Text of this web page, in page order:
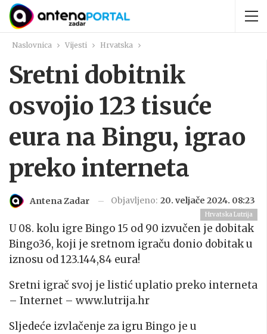
Naslovnica Vijesti Hrvatska
Sretni dobitnik
osvojio 123 tisuće
eura na Bingu, igrao
preko interneta
Antena Zadar Objavljeno: 20. veljače 2024. 08:23
Hrvatska Lutrija
U 08. kolu igre Bingo 15 od 90 izvučen je dobitak
Bingo36, koji je sretnom igraču donio dobitak u
iznosu od 123.144,84 eura!
Sretni igrač svoj je listić uplatio preko interneta
– Internet – www.lutrija.hr
Sljedeće izvlačenje za igru Bingo je u